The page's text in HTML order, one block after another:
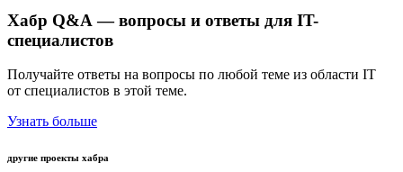
Хабр Q&A — вопросы и ответы для IT-
специалистов
Получайте ответы на вопросы по любой теме из области IT
от специалистов в этой теме.
Узнать больше
другие проекты хабра